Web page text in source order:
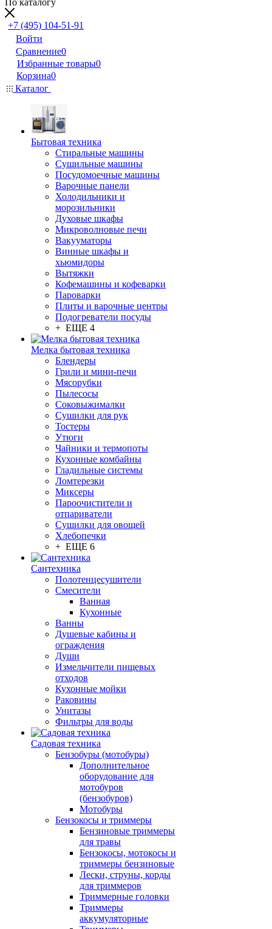
По каталогу
+7 (495) 104-51-91
Войти
Сравнение0
Избранные товары0
Корзина0
Каталог
Бытовая техника
Стиральные машины
Сушильные машины
Посудомоечные машины
Варочные панели
Холодильники и
морозильники
Духовые шкафы
Микроволновые печи
Вакууматоры
Винные шкафы и
хьюмидоры
Вытяжки
Кофемашины и кофеварки
Пароварки
Плиты и варочные центры
Подогреватели посуды
+ ЕЩЕ 4
Мелка бытовая техника
Блендеры
Грили и мини-печи
Мясорубки
Пылесосы
Соковыжималки
Сушилки для рук
Тостеры
Утюги
Чайники и термопоты
Кухонные комбайны
Гладильные системы
Ломтерезки
Миксеры
Пароочистители и
отпариватели
Сушилки для овощей
Хлебопечки
+ ЕЩЕ 6
Сантехника
Полотенцесушители
Смесители
Ванная
Кухонные
Ванны
Душевые кабины и
ограждения
Души
Измельчители пищевых
отходов
Кухонные мойки
Раковины
Унитазы
Фильтры для воды
Садовая техника
Бензобуры (мотобуры)
Дополнительное
оборудование для
мотобуров
(бензобуров)
Мотобуры
Бензокосы и триммеры
Бензиновые триммеры
для травы
Бензокосы, мотокосы и
триммеры бензиновые
Лески, струны, корды
для триммеров
Триммерные головки
Триммеры
аккумуляторные